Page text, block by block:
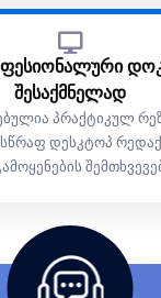
შესაქმნელად
პრაქტიკულ
დესკტოპ